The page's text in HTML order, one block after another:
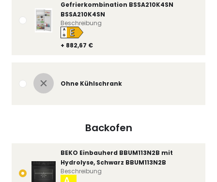
Gefrierkombination BSSA210K4SN
BSSA210K4SN
+ 882,67 €
A
↑
G E
Beschreibung
Ohne Kühlschrank
Backofen
BEKO Einbauherd BBUM113N2B mit
Hydrolyse, Schwarz BBUM113N2B
Beschreibung